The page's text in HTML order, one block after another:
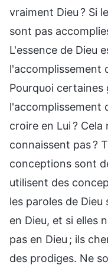
vraiment Dieu ? Si
sont pas
L'essence de Dieu
l'accomplissement
Pourquoi
l'accomplissement
croire en Lui ?
connaissent pas ?
conceptions sont
utilisent des
les paroles de
en Dieu, et si elles
pas en Dieu ; ils
des prodiges. Ne